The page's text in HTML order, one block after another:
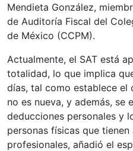
Mendieta González,
de Auditoría Fiscal del
de México (CCPM).
Actualmente, el SAT está
totalidad, lo que implica
días, tal como establece el
no es nueva, y además, se
deducciones personales y
personas físicas que
profesionales, añadió el